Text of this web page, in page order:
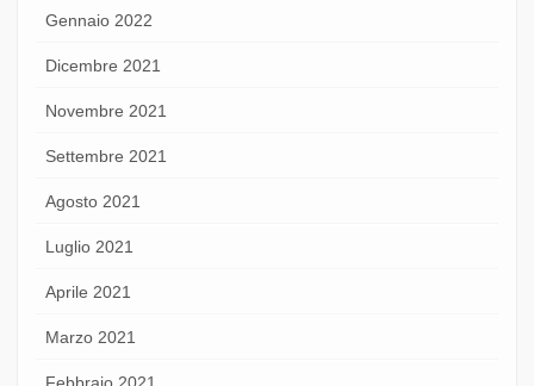
Gennaio 2022
Dicembre 2021
Novembre 2021
Settembre 2021
Agosto 2021
Luglio 2021
Aprile 2021
Marzo 2021